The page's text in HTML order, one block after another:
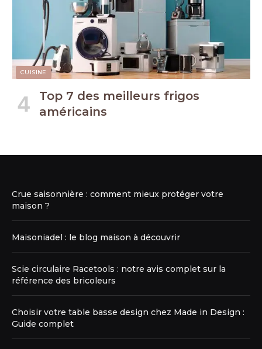
CUISINE
Top 7 des meilleurs frigos
américains
Crue saisonnière : comment mieux protéger votre
maison ?
Maisoniadel : le blog maison à découvrir
Scie circulaire Racetools : notre avis complet sur la
référence des bricoleurs
Choisir votre table basse design chez Made in Design :
Guide complet